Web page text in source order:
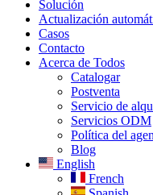
Solución
Actualización
Casos
Contacto
Acerca de Todos
Catalogar
Postventa
Servicio de
Servicios ODM
Política del
Blog
English
French